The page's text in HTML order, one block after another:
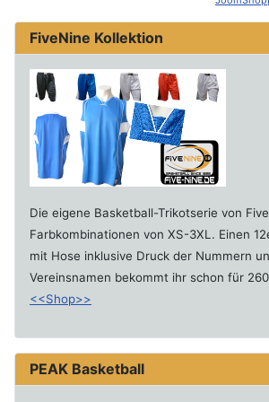
FiveNine Kollektion
Die eigene Basketball-Trikotserie von
Farbkombinationen von XS-3XL. Einen
mit Hose inklusive Druck der Nummern
Vereinsnamen bekommt ihr schon für
<<Shop>>
PEAK Basketball